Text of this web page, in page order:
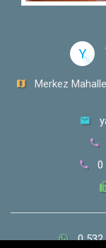
Y
Merkez
0
0